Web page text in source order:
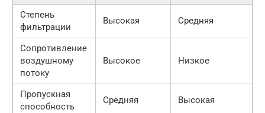
Степень
фильтрации
Высокая Средняя
Сопротивление
воздушному
потоку
Высокое Низкое
Пропускная
способность
Средняя Высокая